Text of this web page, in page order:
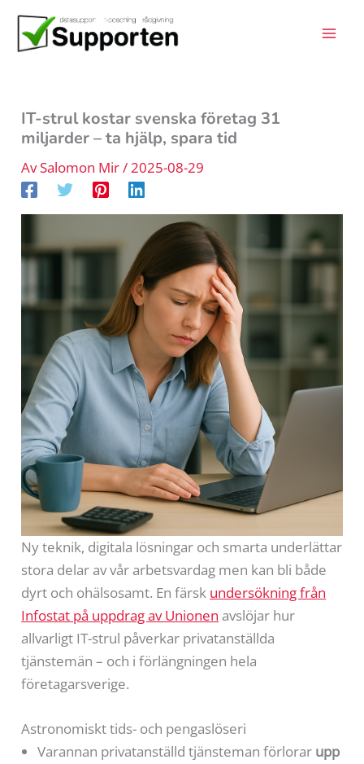
Hoppa
innehåll
IT-strul kostar svenska företag 31
miljarder – ta hjälp, spara tid
AvSalomon Mir/ 2025-08-29
Ny teknik, digitala lösningar och smarta underlättar
stora delar av vår arbetsvardag men kan bli både
dyrt och ohälsosamt. En färsk undersökning från
Infostat på uppdrag av Unionen avslöjar hur
allvarligt IT-strul påverkar privatanställda
tjänstemän – och i förlängningen hela
företagarsverige.
Astronomiskt tids- och pengaslöseri
Varannan privatanställd tjänsteman förlorar upp